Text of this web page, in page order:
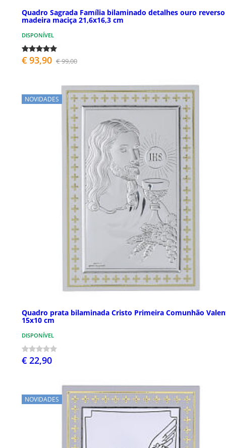
Quadro Sagrada Família bilaminado detalhes ouro reverso
madeira maciça 21,6x16,3 cm
DISPONÍVEL
€ 93,90 € 99,00
NOVIDADES
Quadro prata bilaminada Cristo Primeira Comunhão
15x10 cm
DISPONÍVEL
€ 22,90
NOVIDADES